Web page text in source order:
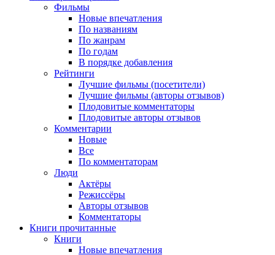
Фильмы
Новые впечатления
По названиям
По жанрам
По годам
В порядке добавления
Рейтинги
Лучшие фильмы (посетители)
Лучшие фильмы (авторы отзывов)
Плодовитые комментаторы
Плодовитые авторы отзывов
Комментарии
Новые
Все
По комментаторам
Люди
Актёры
Режиссёры
Авторы отзывов
Комментаторы
Книги прочитанные
Книги
Новые впечатления